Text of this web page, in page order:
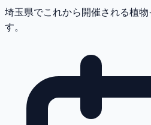
埼玉県でこれから開催される植
す。